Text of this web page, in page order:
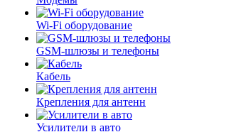
Wi-Fi оборудование
GSM-шлюзы и телефоны
Кабель
Крепления для антенн
Усилители в авто